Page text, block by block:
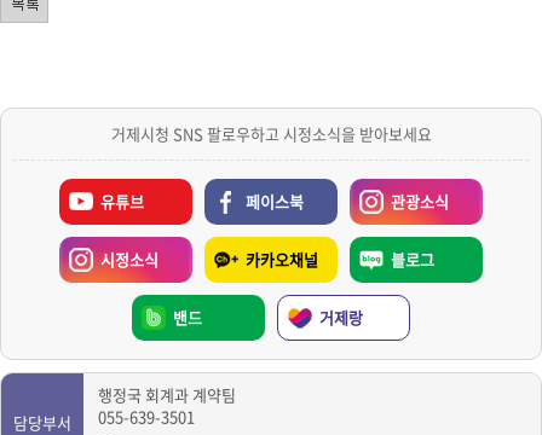
거제시청 SNS 팔로우하고 시정소식을 받아보세요
유튜브 페이스북 관광소식
시정소식 카카오채널 블로그
밴드 거제랑
담당부서
행정국 회계과 계약팀
055-639-3501